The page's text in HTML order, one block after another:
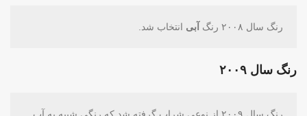
رنگ سال ۲۰۰۸ رنگ آبی انتخاب شد.
رنگ سال ۲۰۰۹